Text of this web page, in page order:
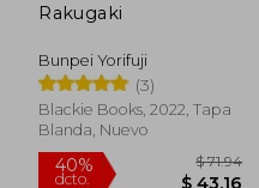
45%
dcto. $ 181.19
Rakugaki
Bunpei Yorifuji
(3)
Blackie Books, 2022, Tapa
Blanda, Nuevo